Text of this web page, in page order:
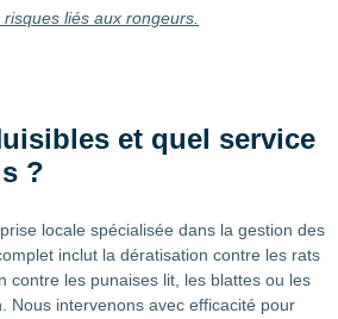
risques liés aux rongeurs.
et quel service
?
locale spécialisée dans la gestion des
inclut la dératisation contre les rats
contre les punaises lit, les blattes ou les
Nous intervenons avec efficacité pour